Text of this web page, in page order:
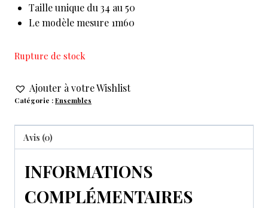
Taille unique du 34 au 50
Le modèle mesure 1m60
Rupture de stock
Ajouter à votre Wishlist
Catégorie : Ensembles
Avis (0)
INFORMATIONS
COMPLÉMENTAIRES